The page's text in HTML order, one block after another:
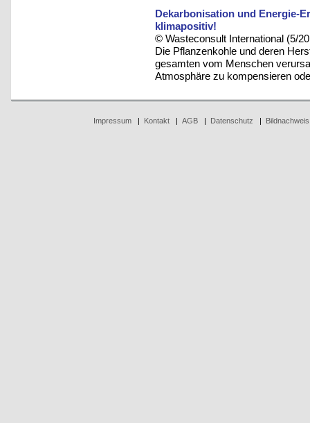
Dekarbonisation und Energie-
klimapositiv!
© Wasteconsult International (5/
Die Pflanzenkohle und deren
gesamten vom Menschen
Atmosphäre zu kompensieren
Impressum| Kontakt| AGB| Datenschutz | Bildnachweis